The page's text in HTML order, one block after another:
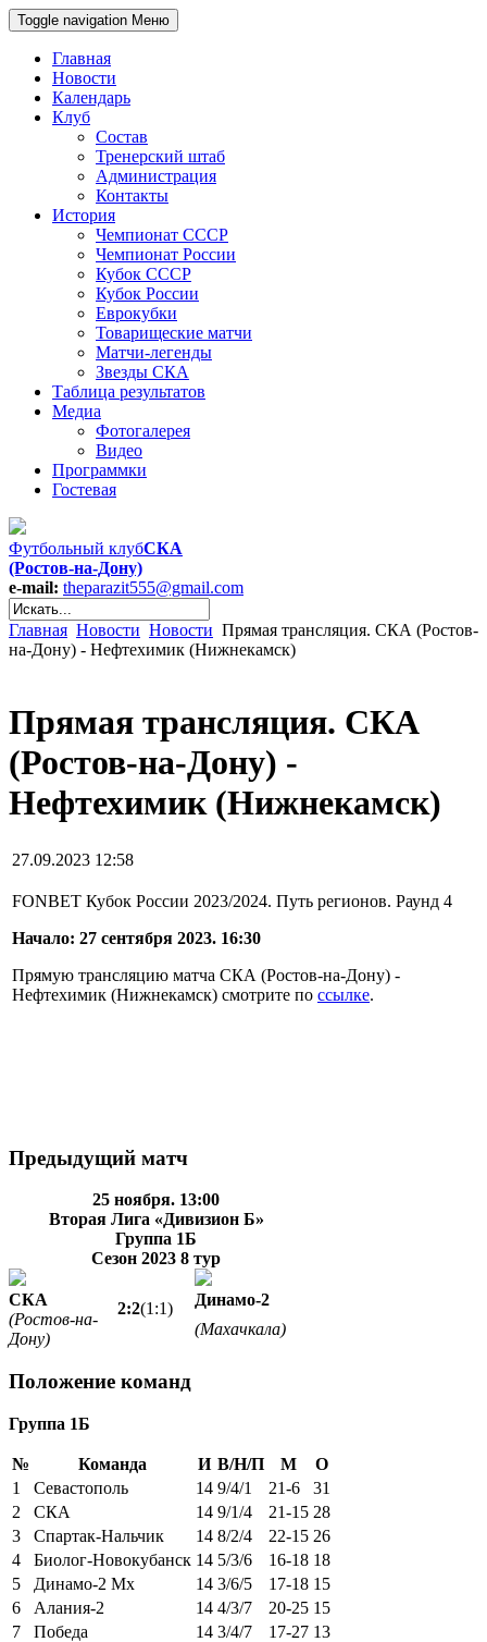
Toggle navigation Меню
Главная
Новости
Календарь
Клуб
Состав
Тренерский штаб
Администрация
Контакты
История
Чемпионат СССР
Чемпионат России
Кубок СССР
Кубок России
Еврокубки
Товарищеские матчи
Матчи-легенды
Звезды СКА
Таблица результатов
Медиа
Фотогалерея
Видео
Программки
Гостевая
Футбольный клубСКА
(Ростов-на-Дону)
e-mail: theparazit555@gmail.com
Главная Новости Новости Прямая трансляция. СКА (Ростов-
на-Дону) - Нефтехимик (Нижнекамск)
Прямая трансляция. СКА
(Ростов-на-Дону) -
Нефтехимик (Нижнекамск)
27.09.2023 12:58
FONBET Кубок России 2023/2024. Путь регионов. Раунд 4
Начало: 27 сентября 2023. 16:30
Прямую трансляцию матча СКА (Ростов-на-Дону) -
Нефтехимик (Нижнекамск) смотрите по ссылке.
Предыдущий матч
25 ноября. 13:00
Вторая Лига «Дивизион Б»
Группа 1Б
Сезон 2023 8 тур
2:2(1:1)
СКА
Динамо-2
(Ростов-на-
Дону)
(Махачкала)
Положение команд
Группа 1Б
№ Команда И В/Н/П М
О
1
Севастополь 14 9/4/1 21-6
31
2
СКА 14 9/1/4 21-15 28
3
Спартак-Нальчик 14 8/2/4 22-15 26
4
Биолог-Новокубанск 14 5/3/6 16-18 18
5
Динамо-2 Мх 14 3/6/5 17-18 15
6
Алания-2 14 4/3/7 20-25 15
7
Победа 14 3/4/7 17-27 13